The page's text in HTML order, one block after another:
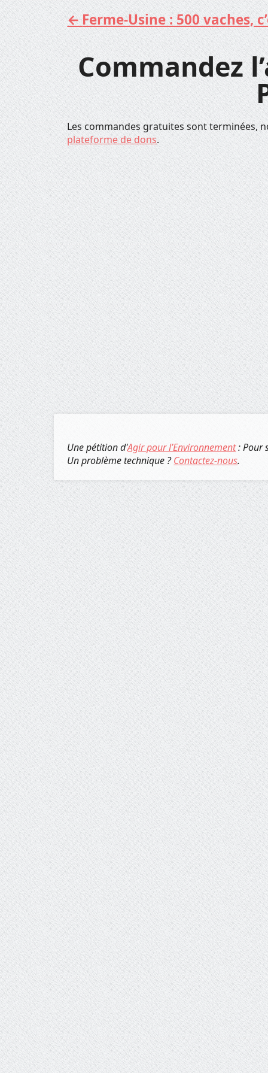
Aller
au
contenu
Ferme-Usine : 500 vaches,
Commandez
Les commandes gratuites sont terminées,
plateforme de dons.
Une pétition d'Agir pour l’Environnement: Pour
Un problème technique ?Contactez-nous.